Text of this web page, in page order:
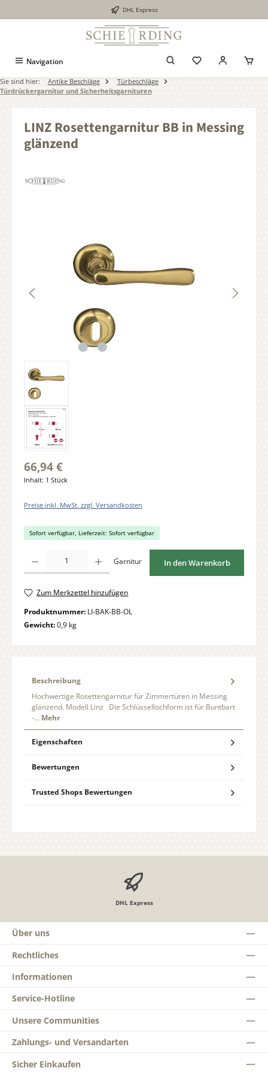
DHL Express
Navigation
Sie sind hier: Antike Beschläge
Türbeschläge
Türdrückergarnitur und Sicherheitsgarnituren
LINZ Rosettengarnitur BB in Messing
glänzend
66,94 €
Inhalt: 1 Stück
Preise inkl. MwSt. zzgl. Versandkosten
Sofort verfügbar, Lieferzeit: Sofort verfügbar
Garnitur In den Warenkorb
Zum Merkzettel hinzufügen
Produktnummer: LI-BAK-BB-OL
Gewicht:0,9 kg
Beschreibung
Hochwertige Rosettengarnitur für Zimmertüren in Messing
glänzend. Modell Linz Die Schlüssellochform ist für Buntbart
-… Mehr
Eigenschaften
Bewertungen
Trusted Shops Bewertungen
DHL Express
Über uns
Rechtliches
Informationen
Service-Hotline
Unsere Communities
Zahlungs- und Versandarten
Sicher Einkaufen